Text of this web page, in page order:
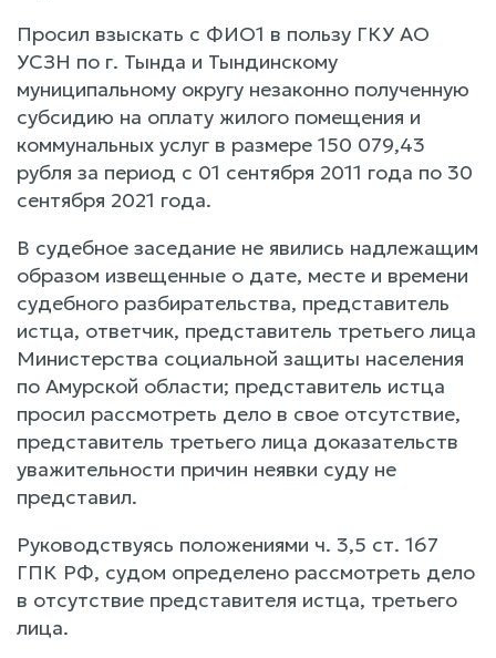
Просил взыскать с ФИО1 в пользу ГКУ АО
УСЗН по г. Тында и Тындинскому
муниципальному округу незаконно полученную
субсидию на оплату жилого помещения и
коммунальных услуг в размере 150 079,43
рубля за период с 01 сентября 2011 года по 30
сентября 2021 года.
В судебное заседание не явились надлежащим
образом извещенные о дате, месте и времени
судебного разбирательства, представитель
истца, ответчик, представитель третьего лица
Министерства социальной защиты населения
по Амурской области; представитель истца
просил рассмотреть дело в свое отсутствие,
представитель третьего лица доказательств
уважительности причин неявки суду не
представил.
Руководствуясь положениями ч. 3,5 ст. 167
ГПК РФ, судом определено рассмотреть дело
в отсутствие представителя истца, третьего
лица.